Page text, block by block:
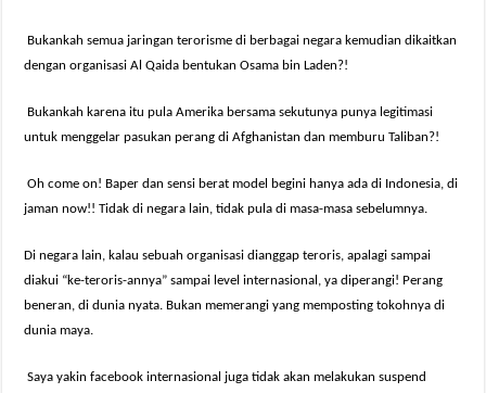
Bukankah semua jaringan terorisme di berbagai negara kemudian dikaitkan
dengan organisasi Al Qaida bentukan Osama bin Laden?!
Bukankah karena itu pula Amerika bersama sekutunya punya legitimasi
untuk menggelar pasukan perang di Afghanistan dan memburu Taliban?!
Oh come on! Baper dan sensi berat model begini hanya ada di Indonesia, di
jaman now!! Tidak di negara lain, tidak pula di masa-masa sebelumnya.
Di negara lain, kalau sebuah organisasi dianggap teroris, apalagi sampai
diakui “ke-teroris-annya” sampai level internasional, ya diperangi! Perang
beneran, di dunia nyata. Bukan memerangi yang memposting tokohnya di
dunia maya.
Saya yakin facebook internasional juga tidak akan melakukan suspend